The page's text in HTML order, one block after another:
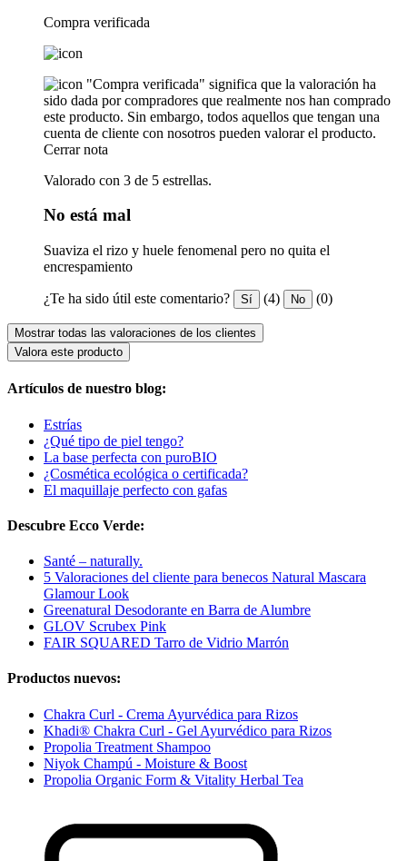
Compra verificada
"Compra verificada" significa que la valoración ha
sido dada por compradores que realmente nos han comprado
este producto. Sin embargo, todos aquellos que tengan una
cuenta de cliente con nosotros pueden valorar el producto.
Cerrar nota
Valorado con 3 de 5 estrellas.
No está mal
Suaviza el rizo y huele fenomenal pero no quita el
encrespamiento
¿Te ha sido útil este comentario? Sí (4) No (0)
Mostrar todas las valoraciones de los clientes
Valora este producto
Artículos de nuestro blog:
Estrías
¿Qué tipo de piel tengo?
La base perfecta con puroBIO
¿Cosmética ecológica o certificada?
El maquillaje perfecto con gafas
Descubre Ecco Verde:
Santé – naturally.
5 Valoraciones del cliente para benecos Natural Mascara
Glamour Look
Greenatural Desodorante en Barra de Alumbre
GLOV Scrubex Pink
FAIR SQUARED Tarro de Vidrio Marrón
Productos nuevos:
Chakra Curl - Crema Ayurvédica para Rizos
Khadi® Chakra Curl - Gel Ayurvédico para Rizos
Propolia Treatment Shampoo
Niyok Champú - Moisture & Boost
Propolia Organic Form & Vitality Herbal Tea